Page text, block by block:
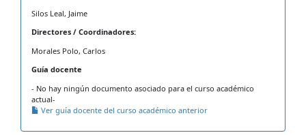
Silos Leal, Jaime
Directores / Coordinadores:
Morales Polo, Carlos
Guía docente
- No hay ningún documento asociado para el curso académico
actual-
Ver guía docente del curso académico anterior